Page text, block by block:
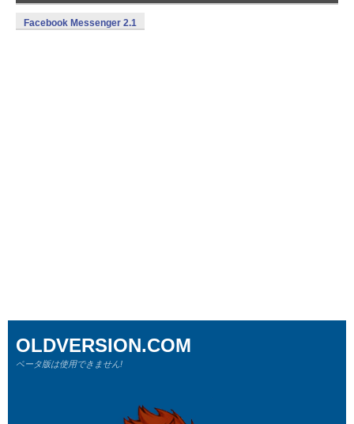
Facebook Messenger 2.1
OLDVERSION.COM
ベータ版は使用できません!